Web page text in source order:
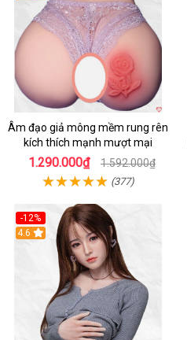
Âm đạo giả mông mềm rung rên
kích thích mạnh mượt mại
1.290.000₫ 1.592.000₫
(377)
-12%
Hot
4.6